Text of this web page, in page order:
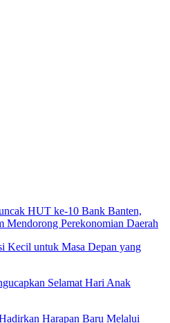
HUT ke-10 Bank Banten,
Mendorong Perekonomian Daerah
Kecil untuk Masa Depan yang
Selamat Hari Anak
Harapan Baru Melalui